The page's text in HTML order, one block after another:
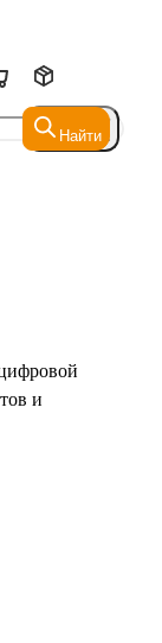
Найти
Найти
и